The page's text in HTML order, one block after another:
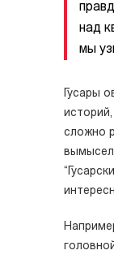
над
мы
Гусары
сложно